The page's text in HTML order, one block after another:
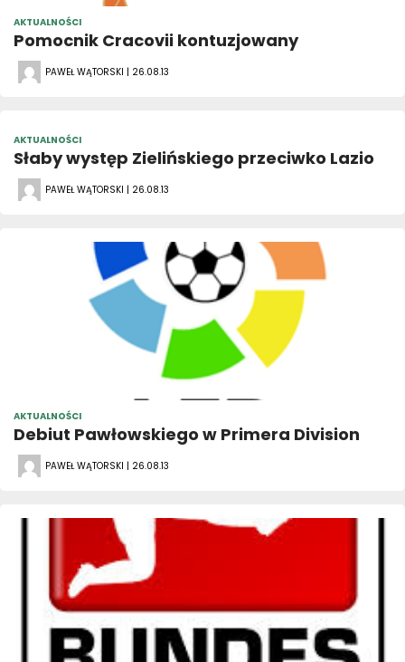
AKTUALNOŚCI
Pomocnik Cracovii kontuzjowany
PAWEŁ WĄTORSKI | 26.08.13
AKTUALNOŚCI
Słaby występ Zielińskiego przeciwko Lazio
PAWEŁ WĄTORSKI | 26.08.13
AKTUALNOŚCI
Debiut Pawłowskiego w Primera Division
PAWEŁ WĄTORSKI | 26.08.13